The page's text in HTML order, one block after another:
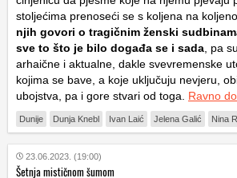
stoljećima prenoseći se s koljena na
njih govori o tragičnim ženski
sve to što je bilo događa se i sada , pa
arhaične i aktualne, dakle svevremenske
kojima se bave, a koje uključuju nevjeru,
ubojstva, pa i gore stvari od toga. Ravno
Dunije Dunja Knebl Ivan Laić Jelena Galić Nina
23.06.2023. (19:00)
Šetnja mističnom šumom